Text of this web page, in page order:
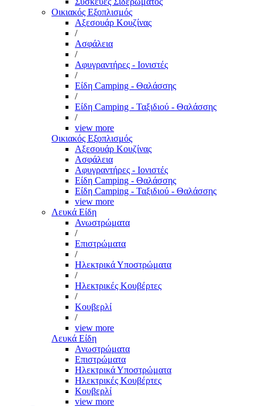
Οικιακός Εξοπλισμός
Αξεσουάρ Κουζίνας
/
Ασφάλεια
/
Αφυγραντήρες - Ιονιστές
/
Είδη Camping - Θαλάσσης
/
Είδη Camping - Ταξιδιού - Θαλάσσης
/
view more
Οικιακός Εξοπλισμός
Αξεσουάρ Κουζίνας
Ασφάλεια
Αφυγραντήρες - Ιονιστές
Είδη Camping - Θαλάσσης
Είδη Camping - Ταξιδιού - Θαλάσσης
view more
Λευκά Είδη
Ανωστρώματα
/
Επιστρώματα
/
Ηλεκτρικά Υποστρώματα
/
Ηλεκτρικές Κουβέρτες
/
Κουβερλί
/
view more
Λευκά Είδη
Ανωστρώματα
Επιστρώματα
Ηλεκτρικά Υποστρώματα
Ηλεκτρικές Κουβέρτες
Κουβερλί
view more